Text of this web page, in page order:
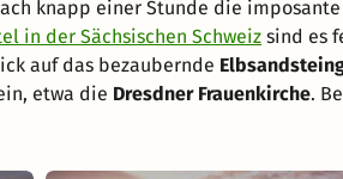
knapp einer Stunde die imposante
in der Sächsischen Schweiz sind es
auf das bezaubernde
etwa die Dresdner Frauenkirche.